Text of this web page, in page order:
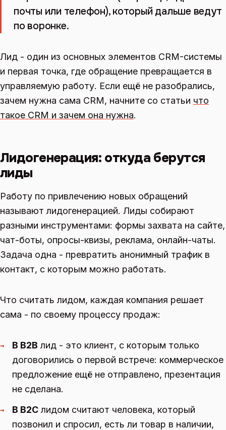
почты или телефон), который дальше ведут
по воронке.
Лид - один из основных элементов CRM-системы
и первая точка, где обращение превращается в
управляемую работу. Если ещё не разобрались,
зачем нужна сама CRM, начните со статьи что
такое CRM и зачем она нужна.
Лидогенерация: откуда берутся
лиды
Работу по привлечению новых обращений
называют лидогенерацией. Лиды собирают
разными инструментами: формы захвата на сайте,
чат-боты, опросы-квизы, реклама, онлайн-чаты.
Задача одна - превратить анонимный трафик в
контакт, с которым можно работать.
Что считать лидом, каждая компания решает
сама - по своему процессу продаж:
→ В B2B лид - это клиент, с которым только
договорились о первой встрече: коммерческое
предложение ещё не отправлено, презентация
не сделана.
→ В B2C лидом считают человека, который
позвонил и спросил, есть ли товар в наличии,